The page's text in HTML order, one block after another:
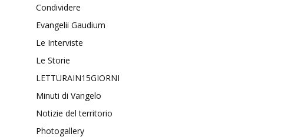
Condividere
Evangelii Gaudium
Le Interviste
Le Storie
LETTURAIN15GIORNI
Minuti di Vangelo
Notizie del territorio
Photogallery